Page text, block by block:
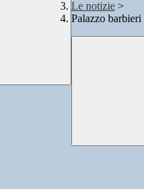
Le notizie >
Palazzo